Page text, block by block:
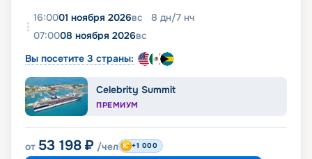
16:0001 ноября 2026вс 8 дн/7 нч
07:0008 ноября 2026вс
Вы посетите 3 страны:
Celebrity Summit
ПРЕМИУМ
от 53 198 ₽ /чел +1 000